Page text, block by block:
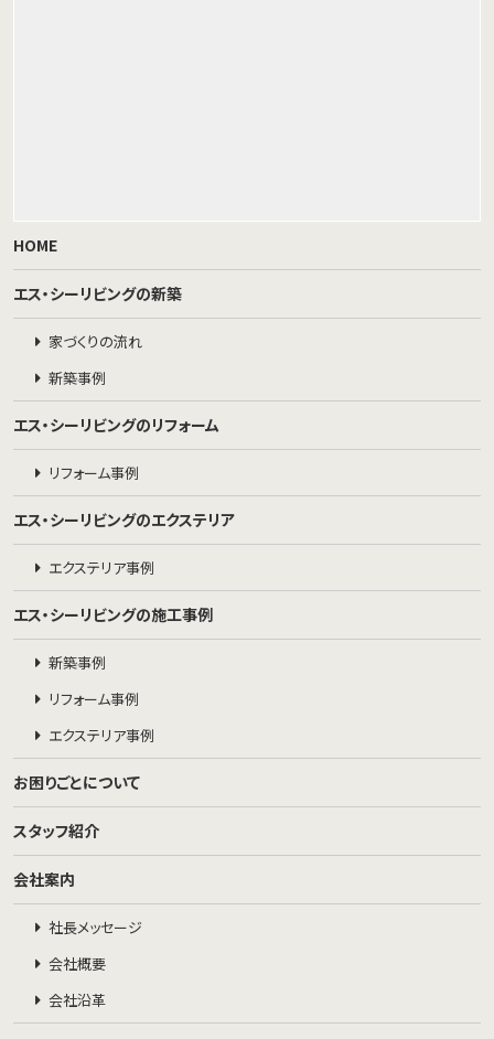
HOME
エス・シーリビングの新築
家づくりの流れ
新築事例
エス・シーリビングのリフォーム
リフォーム事例
エス・シーリビングのエクステリア
エクステリア事例
エス・シーリビングの施工事例
新築事例
リフォーム事例
エクステリア事例
お困りごとについて
スタッフ紹介
会社案内
社長メッセージ
会社概要
会社沿革